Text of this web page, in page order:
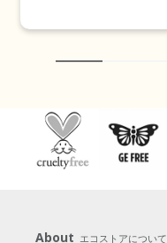
About エコストアについて